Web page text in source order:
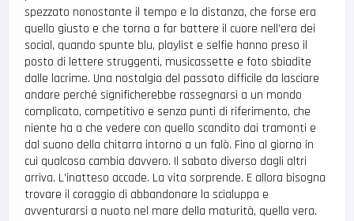
spezzato nonostante il tempo e la distanza, che forse era
quello giusto e che torna a far battere il cuore nell’era dei
social, quando spunte blu, playlist e selfie hanno preso il
posto di lettere struggenti, musicassette e foto sbiadite
dalle lacrime. Una nostalgia del passato difficile da lasciare
andare perché significherebbe rassegnarsi a un mondo
complicato, competitivo e senza punti di riferimento, che
niente ha a che vedere con quello scandito dai tramonti e
dal suono della chitarra intorno a un falò. Fino al giorno in
cui qualcosa cambia davvero. Il sabato diverso dagli altri
arriva. L’inatteso accade. La vita sorprende. E allora bisogna
trovare il coraggio di abbandonare la scialuppa e
avventurarsi a nuoto nel mare della maturità, quella vera.